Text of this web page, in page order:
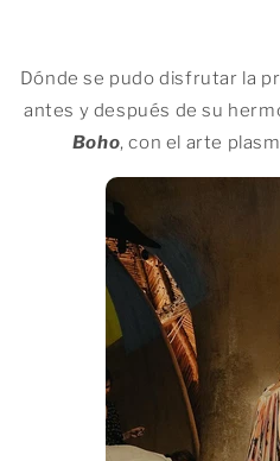
Dónde se pudo disfrutar la
antes y después de su
Boho, con el arte